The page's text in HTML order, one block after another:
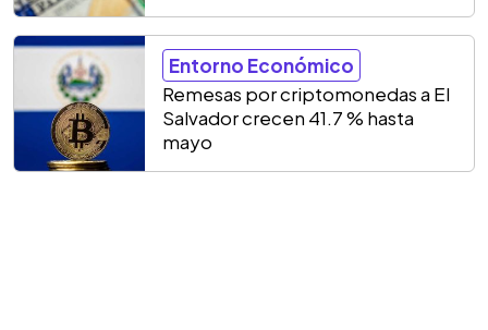
Entorno Económico
Remesas por criptomonedas a El
Salvador crecen 41.7 % hasta
mayo